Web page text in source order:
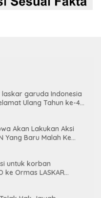
garuda Indonesia
Ulang Tahun ke-44
Akan Lakukan Aksi
Yang Baru Malah Ke
untuk korban
ke Ormas LASKAR